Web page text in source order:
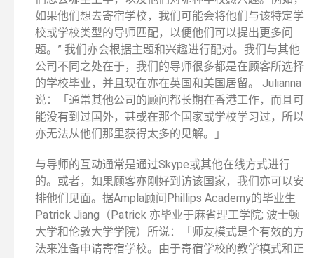
如果他们想去寄宿学校，我们可能会将他们与该特定学
校或学校类型的导师匹配，以便他们可以提出更多问
题。” 我们亦会根据主题和兴趣进行配对。我们与其他
公司不同之处在于，我们的导师很多都是在顾客所选择
的学校毕业，并且现在亦在英国和美国居留。 Julianna
说：「通常其他公司的顾问都长期在香港工作，而且可
能没有到过国外，甚或在那个国家或学校学习过，所以
亦无法从他们那里获得太多的见解。」
与导师的互动通常是通过Skype或其他在线方式进行
的。或者，如果顾客亦刚好到访该国家，我们亦可以安
排他们见面。据Ampla顾问Phillips Academy的毕业生
Patrick Jiang（Patrick 亦毕业于麻省理工学院; 波士顿
大学和伦敦大学学院）所说：「师友模式是个有效的方
法来准备申请寄宿学校。由于寄宿学校的教学模式和正